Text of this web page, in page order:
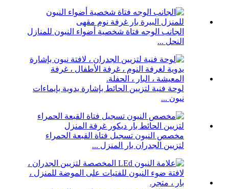
الجانب الوجه فتاة شخصية أضواء النيون للمنازل
النحل ...
لوحة فنية لتزيين الحائط بإشارة يدوية بإيماءات
نيون ...
مخصص النيون تسجيل فتاة القبعة الحمراء
لتزيين الجدران بار المنزل ...